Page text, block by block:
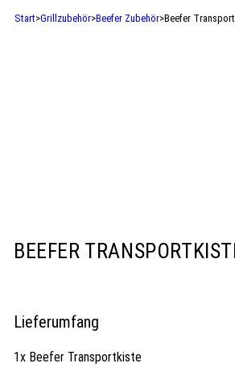
Start>Grillzubehör>Beefer Zubehör>Beefer
BEEFER
Lieferumfang
1x Beefer Transportkiste